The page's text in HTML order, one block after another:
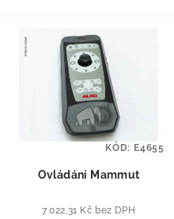
Ovládání Mammut
7 022,31 Kč bez DPH
KÓD: E4655